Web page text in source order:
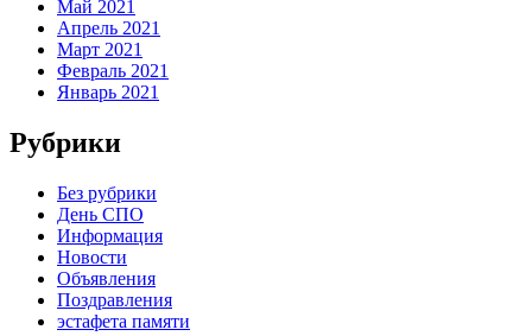
Май 2021
Апрель 2021
Март 2021
Февраль 2021
Январь 2021
Рубрики
Без рубрики
День СПО
Информация
Новости
Объявления
Поздравления
эстафета памяти